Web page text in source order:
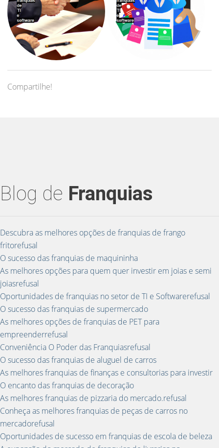
Compartilhe!
Blog de Franquias
Descubra as melhores opções de franquias de frango
fritorefusal
O sucesso das franquias de maquininha
As melhores opções para quem quer investir em joias e semi
joiasrefusal
Oportunidades de franquias no setor de TI e Softwarerefusal
O sucesso das franquias de supermercado
As melhores opções de franquias de PET para
empreenderrefusal
Conveniência O Poder das Franquiasrefusal
O sucesso das franquias de aluguel de carros
As melhores franquias de finanças e consultorias para investir
O encanto das franquias de decoração
As melhores franquias de pizzaria do mercado.refusal
Conheça as melhores franquias de peças de carros no
mercadorefusal
Oportunidades de sucesso em franquias de escola de beleza